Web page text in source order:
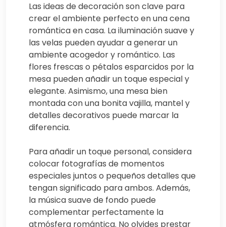
Las ideas de decoración son clave para
crear el ambiente perfecto en una cena
romántica en casa. La iluminación suave y
las velas pueden ayudar a generar un
ambiente acogedor y romántico. Las
flores frescas o pétalos esparcidos por la
mesa pueden añadir un toque especial y
elegante. Asimismo, una mesa bien
montada con una bonita vajilla, mantel y
detalles decorativos puede marcar la
diferencia.
Para añadir un toque personal, considera
colocar fotografías de momentos
especiales juntos o pequeños detalles que
tengan significado para ambos. Además,
la música suave de fondo puede
complementar perfectamente la
atmósfera romántica. No olvides prestar